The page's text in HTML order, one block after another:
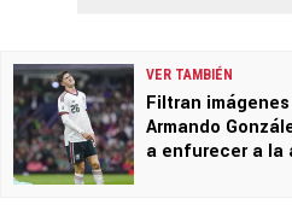
VER TAMBIÉN
Filtran
Armando
a enfurecer a la